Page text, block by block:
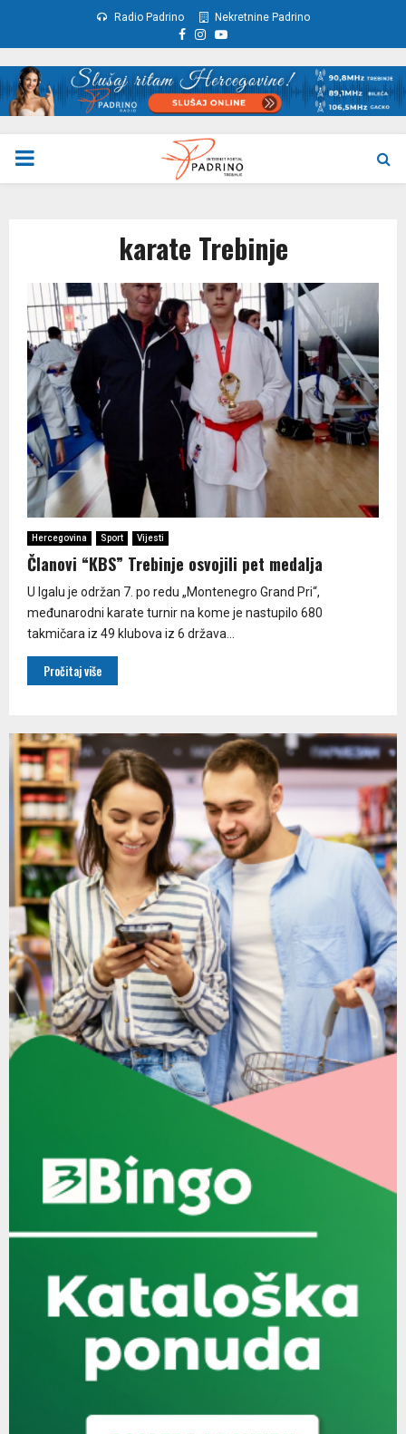
Radio Padrino Nekretnine Padrino
Facebook
Instagram
Youtube
PRIMARY
karate Trebinje
Hercegovina Sport Vijesti
Članovi “КBS” Trebinje osvojili pet medalja
U Igalu je održan 7. po redu „Montenegro Grand Pri“,
međunarodni karate turnir na kome je nastupilo 680
takmičara iz 49 klubova iz 6 država...
Pročitaj više